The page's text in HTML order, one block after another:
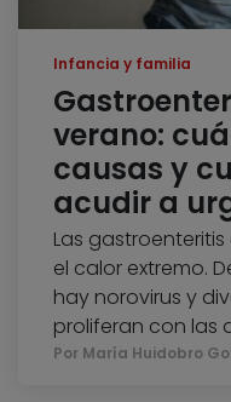
Infancia y familia
verano:
causas y
acudir a
Las
el calor extremo.
hay norovirus y
proliferan con las
Por María Huidobro